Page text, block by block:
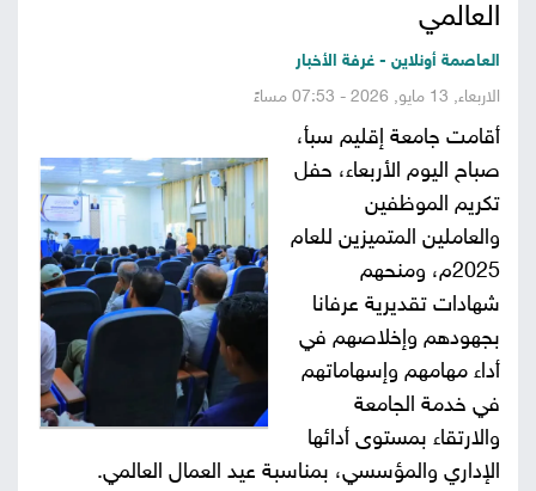
صور
من
بنا
البحث
العالمي
العاصمة أونلاين - غرفة الأخبار
الاربعاء, 13 مايو, 2026 - 07:53 مساءً
أقامت جامعة إقليم سبأ،
صباح اليوم الأربعاء، حفل
تكريم الموظفين
والعاملين المتميزين للعام
2025م، ومنحهم
شهادات تقديرية عرفانا
بجهودهم وإخلاصهم في
أداء مهامهم وإسهاماتهم
في خدمة الجامعة
والارتقاء بمستوى أدائها
الإداري والمؤسسي، بمناسبة عيد العمال العالمي.